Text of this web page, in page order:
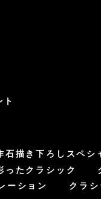
石描き下ろしスペシ
ったクラシック
ーション クラシ